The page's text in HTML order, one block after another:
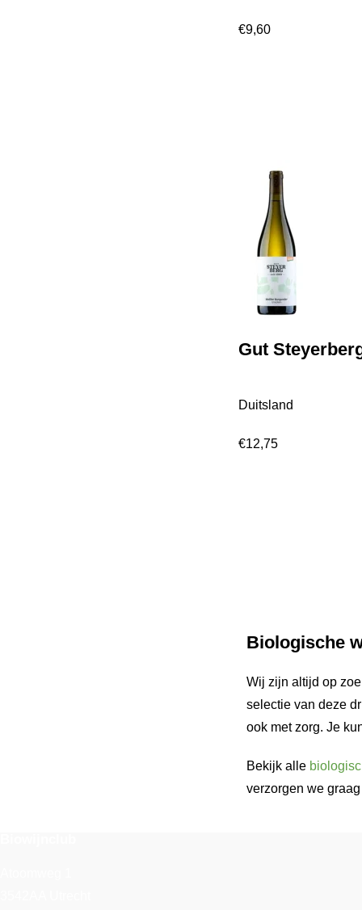
€9,60
Gut
Duitsland
€12,75
Biologische
Wij zijn altijd op
selectie van deze
ook met zorg. Je
Bekijk alle
verzorgen we